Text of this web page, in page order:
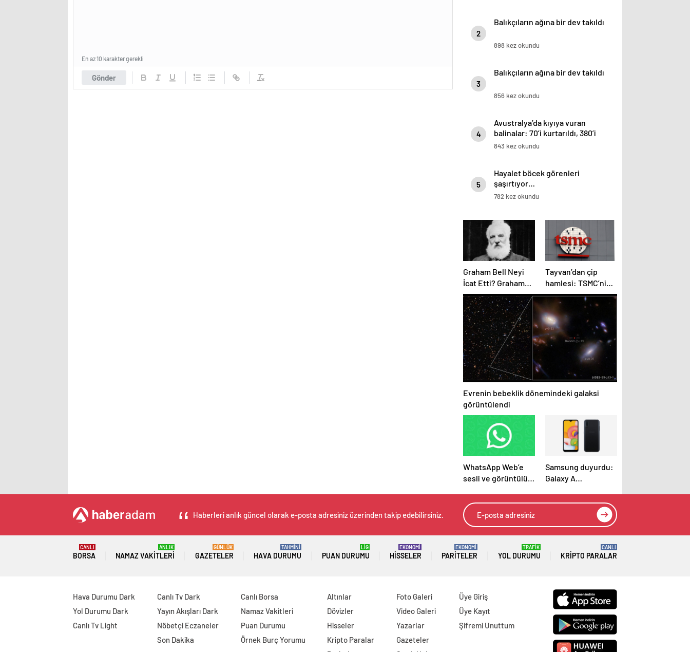
Gönder
En az 10 karakter gerekli
2
Balıkçıların ağına bir dev takıldı
898 kez okundu
3
Balıkçıların ağına bir dev takıldı
856 kez okundu
4
Avustralya’da kıyıya vuran
balinalar: 70’i kurtarıldı, 380’i
öldü
843 kez okundu
5
Hayalet böcek görenleri
şaşırtıyor…
782 kez okundu
Graham Bell Neyi
İcat Etti? Graham
Bell Neyi Buldu,
Bilime Katkıları
Nelerdir?
Tayvan’dan çip
hamlesi: TSMC’nin
yeni teknolojileri
ülke dışına
çıkmayacak
Evrenin bebeklik dönemindeki galaksi
görüntülendi
WhatsApp Web’e
sesli ve görüntülü
geliyor
Samsung duyurdu:
Galaxy A
yapay zeka özelliği
Haberleri anlık güncel olarak e-posta adresiniz üzerinden takip edebilirsiniz.
BORSA
CANLI
NAMAZ VAKITLERI
ANLIK
GAZETELER
GÜNLÜK
HAVA DURUMU
TAHMİNİ
PUAN DURUMU
LİG
HISSELER
EKONOMİ
PARITELER
EKONOMİ
YOL DURUMU
TRAFİK
KRIPTO PARALAR
CANLI
Hava Durumu Dark
Yol Durumu Dark
Canlı Tv Light
Canlı Tv Dark
Yayın Akışları Dark
Nöbetçi Eczaneler
Son Dakika
Canlı Borsa
Namaz Vakitleri
Puan Durumu
Örnek Burç Yorumu
Altınlar
Dövizler
Hisseler
Kripto Paralar
Foto Galeri
Video Galeri
Yazarlar
Gazeteler
Üye Giriş
Üye Kayıt
Şifremi Unuttum